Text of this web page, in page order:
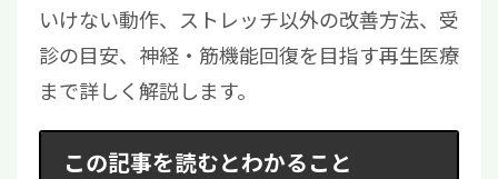
いけない動作、ストレッチ以外の改善方法、受
診の目安、神経・筋機能回復を目指す再生医療
まで詳しく解説します。
この記事を読むとわかること